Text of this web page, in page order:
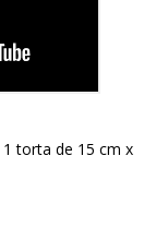
torta de 15 cm x